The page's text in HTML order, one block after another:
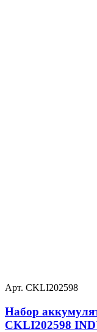
Арт. CKLI202598
Набор
CKLI202598